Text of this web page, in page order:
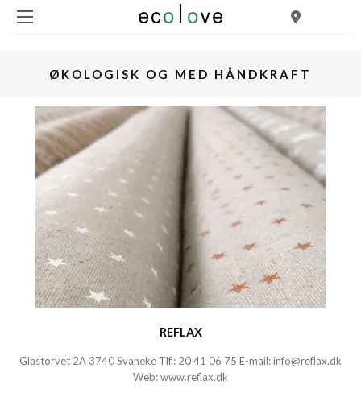
ØKOLOGISK OG MED HÅNDKRAFT
REFLAX
Glastorvet 2A 3740 Svaneke Tlf.: 20 41 06 75 E-mail:info@reflax.dk
Web:www.reflax.dk